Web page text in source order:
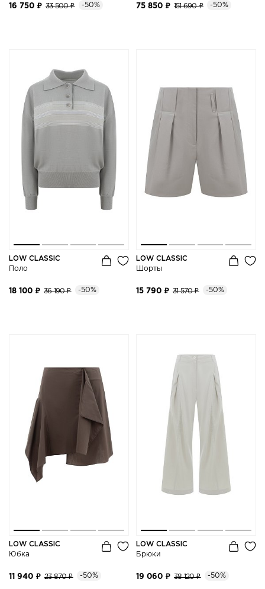
16 750 ₽ 33 500 ₽ -50% 75 850 ₽ 151 690 ₽ -50%
LOW CLASSIC
Поло
18 100 ₽ 36 190 ₽ -50%
LOW CLASSIC
Шорты
15 790 ₽ 31 570 ₽ -50%
LOW CLASSIC
Юбка
11 940 ₽ 23 870 ₽ -50%
LOW CLASSIC
Брюки
19 060 ₽ 38 120 ₽ -50%